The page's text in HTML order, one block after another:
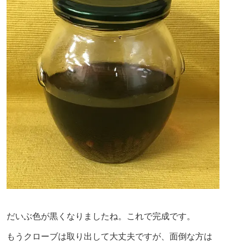
だいぶ色が黒くなりましたね。これで完成です。
もうクローブは取り出して大丈夫ですが、面倒な方は